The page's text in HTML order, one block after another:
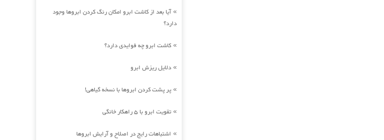
»آیا بعد از کاشت ابرو امکان رنگ کردن ابروها وجود
دارد؟
» کاشت ابرو چه فوایدی دارد؟
» دلایل ریزش ابرو
» پر پشت کردن ابروها با نسخه گیاهی!
» تقویت ابرو با 5 راهکار خانگی
» اشتباهات رایج در اصلاح و آرایش ابروها